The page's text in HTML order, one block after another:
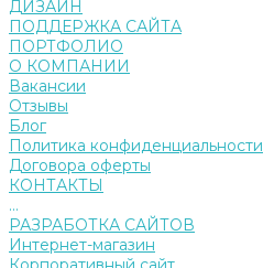
ДИЗАЙН
ПОДДЕРЖКА САЙТА
ПОРТФОЛИО
О КОМПАНИИ
Вакансии
Отзывы
Блог
Политика конфиденциальности
Договора оферты
КОНТАКТЫ
...
РАЗРАБОТКА САЙТОВ
Интернет-магазин